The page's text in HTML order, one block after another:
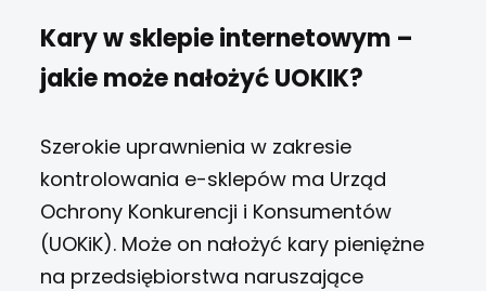
Kary w sklepie internetowym –
jakie może nałożyć UOKIK?
Szerokie uprawnienia w zakresie
kontrolowania e-sklepów ma Urząd
Ochrony Konkurencji i Konsumentów
(UOKiK). Może on nałożyć kary pieniężne
na przedsiębiorstwa naruszające